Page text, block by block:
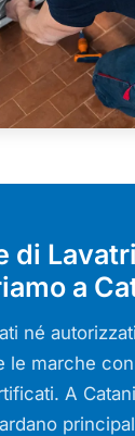
di
a
né
le marche
A